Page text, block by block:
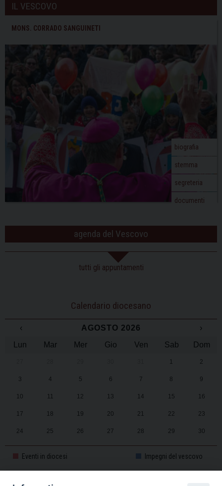
IL VESCOVO
MONS. CORRADO SANGUINETI
biografia
stemma
segreteria
documenti
agenda del Vescovo
tutti gli appuntamenti
Calendario diocesano
‹ AGOSTO 2026
›
Lun
Mar Mer Gio Ven Sab Dom
1 2
3 4 5 6 7 8 9
10 11 12 13 14 15 16
17 18 19 20 21 22 23
24 25 26 27 28 29 30
31 1 2 3 4 5 6
Eventi in diocesi Impegni del vescovo